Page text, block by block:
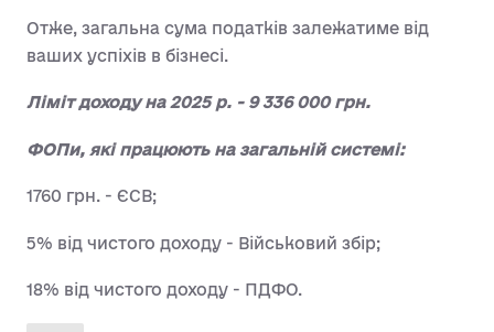
Отже, загальна сума податків залежатиме від
ваших успіхів в бізнесі.
Ліміт доходу на 2025 р. - 9 336 000 грн.
ФОПи, які працюють на загальній системі:
1760 грн. - ЄСВ;
5% від чистого доходу - Військовий збір;
18% від чистого доходу - ПДФО.